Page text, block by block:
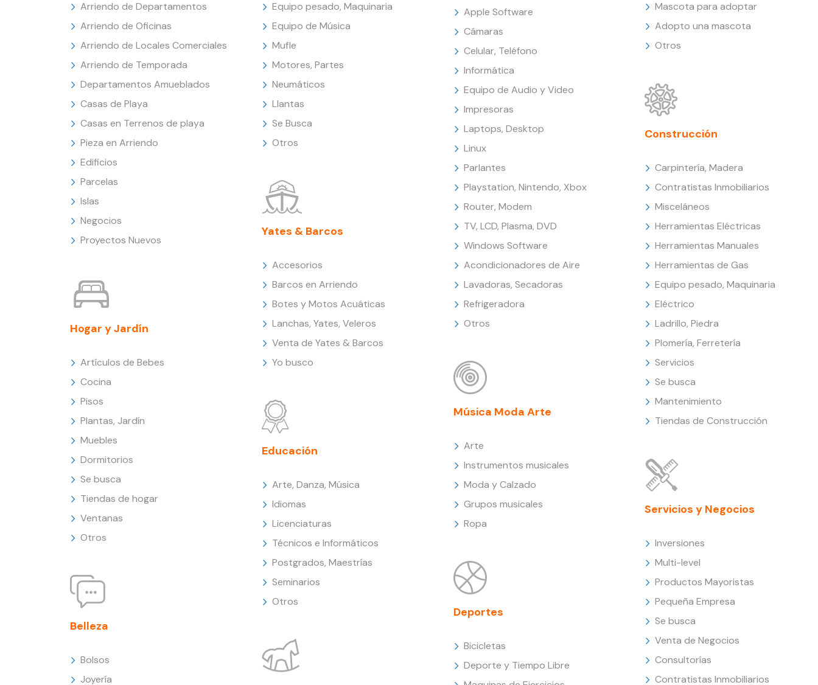
Arriendo de Departamentos
Arriendo de Oficinas
Arriendo de Locales Comerciales
Arriendo de Temporada
Departamentos Amueblados
Casas de Playa
Casas en Terrenos de playa
Pieza en Arriendo
Edificios
Parcelas
Islas
Negocios
Proyectos Nuevos
Hogar y Jardín
Artículos de Bebes
Cocina
Pisos
Plantas, Jardín
Muebles
Dormitorios
Se busca
Tiendas de hogar
Ventanas
Otros
Belleza
Bolsos
Joyería
Equipo pesado, Maquinaria
Equipo de Música
Mufle
Motores, Partes
Neumáticos
Llantas
Se Busca
Otros
Yates & Barcos
Accesorios
Barcos en Arriendo
Botes y Motos Acuáticas
Lanchas, Yates, Veleros
Venta de Yates & Barcos
Yo busco
Educación
Arte, Danza, Música
Idiomas
Licenciaturas
Técnicos e Informáticos
Postgrados, Maestrías
Seminarios
Otros
Apple Software
Cámaras
Celular, Teléfono
Informática
Equipo de Audio y Video
Impresoras
Laptops, Desktop
Linux
Parlantes
Playstation, Nintendo, Xbox
Router, Modem
TV, LCD, Plasma, DVD
Windows Software
Acondicionadores de Aire
Lavadoras, Secadoras
Refrigeradora
Otros
Música Moda Arte
Arte
Instrumentos musicales
Moda y Calzado
Grupos musicales
Ropa
Deportes
Bicicletas
Deporte y Tiempo Libre
Mascota para adoptar
Adopto una mascota
Otros
Construcción
Carpintería, Madera
Contratistas Inmobiliarios
Misceláneos
Herramientas Eléctricas
Herramientas Manuales
Herramientas de Gas
Equipo pesado, Maquinaria
Eléctrico
Ladrillo, Piedra
Plomería, Ferretería
Servicios
Se busca
Mantenimiento
Tiendas de Construcción
Servicios y Negocios
Inversiones
Multi-level
Productos Mayoristas
Pequeña Empresa
Se busca
Venta de Negocios
Consultorías
Contratistas Inmobiliarios